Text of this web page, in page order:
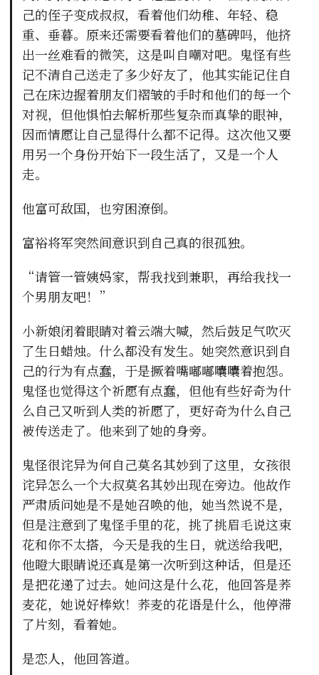
己的侄子变成叔叔，看着他们幼稚、年轻、稳
重、垂暮。原来还需要看着他们的墓碑吗，他挤
出一丝难看的微笑，这是叫自嘲对吧。鬼怪有些
记不清自己送走了多少好友了，他其实能记住自
己在床边握着朋友们褶皱的手时和他们的每一个
对视，但他惧怕去解析那些复杂而真挚的眼神，
因而情愿让自己显得什么都不记得。这次他又要
用另一个身份开始下一段生活了，又是一个人
走。
他富可敌国，也穷困潦倒。
富裕将军突然间意识到自己真的很孤独。
“请管一管姨妈家，帮我找到兼职，再给我找一
个男朋友吧！”
小新娘闭着眼睛对着云端大喊，然后鼓足气吹灭
了生日蜡烛。什么都没有发生。她突然意识到自
己的行为有点蠢，于是撅着嘴嘟嘟囔囔着抱怨。
鬼怪也觉得这个祈愿有点蠢，但他有些好奇为什
么自己又听到人类的祈愿了，更好奇为什么自己
被传送走了。他来到了她的身旁。
鬼怪很诧异为何自己莫名其妙到了这里，女孩很
诧异怎么一个大叔莫名其妙出现在旁边。他故作
严肃质问她是不是她召唤的他，她当然说不是，
但是注意到了鬼怪手里的花，挑了挑眉毛说这束
花和你不太搭，今天是我的生日，就送给我吧，
他瞪大眼睛说还真是第一次听到这种话，但是还
是把花递了过去。她问这是什么花，他回答是荞
麦花，她说好棒欸！荞麦的花语是什么，他停滞
了片刻，看着她。
是恋人，他回答道。